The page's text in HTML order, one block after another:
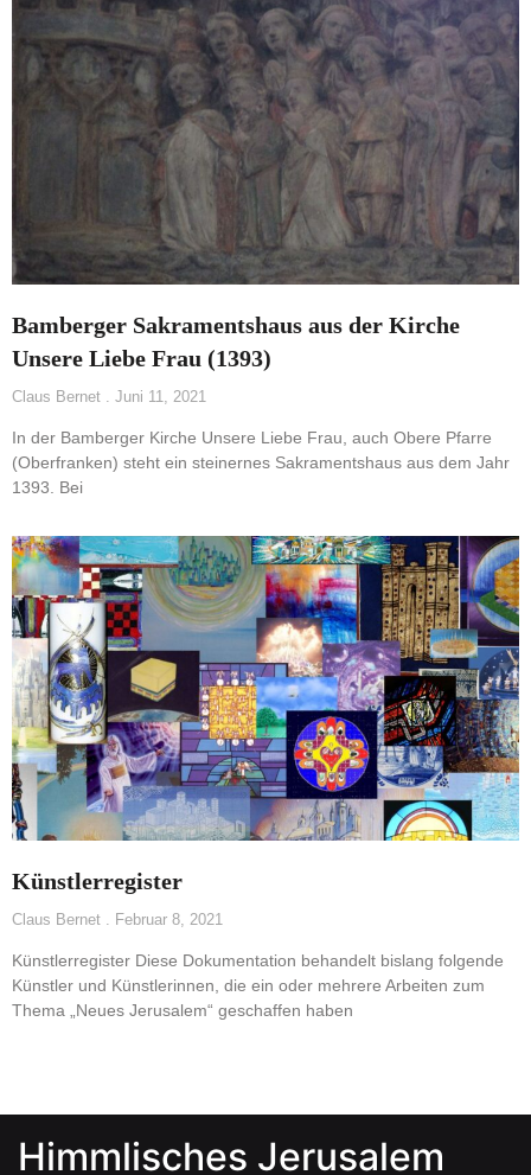
Bamberger Sakramentshaus aus der Kirche
Unsere Liebe Frau (1393)
Claus Bernet Juni 11, 2021
In der Bamberger Kirche Unsere Liebe Frau, auch Obere Pfarre
(Oberfranken) steht ein steinernes Sakramentshaus aus dem Jahr
1393. Bei
Künstlerregister
Claus Bernet Februar 8, 2021
Künstlerregister Diese Dokumentation behandelt bislang folgende
Künstler und Künstlerinnen, die ein oder mehrere Arbeiten zum
Thema „Neues Jerusalem“ geschaffen haben
Himmlisches Jerusalem